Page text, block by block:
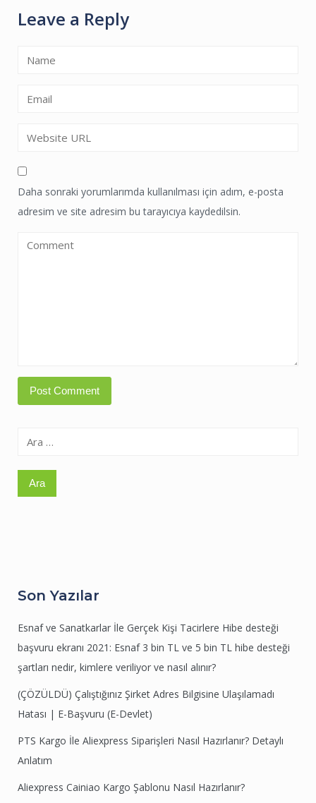
Leave a Reply
Daha sonraki yorumlarımda kullanılması için adım, e-posta
adresim ve site adresim bu tarayıcıya kaydedilsin.
Arama:
Son Yazılar
Esnaf ve Sanatkarlar İle Gerçek Kişi Tacirlere Hibe desteği
başvuru ekranı 2021: Esnaf 3 bin TL ve 5 bin TL hibe desteği
şartları nedir, kimlere veriliyor ve nasıl alınır?
(ÇÖZÜLDÜ) Çalıştığınız Şirket Adres Bilgisine Ulaşılamadı
Hatası | E-Başvuru (E-Devlet)
PTS Kargo İle Aliexpress Siparişleri Nasıl Hazırlanır? Detaylı
Anlatım
Aliexpress Cainiao Kargo Şablonu Nasıl Hazırlanır?